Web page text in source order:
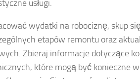
usługi.
wydatki na robociznę, skup
etapów remontu oraz
Zbieraj informacje dotyczące
które mogą być konieczne